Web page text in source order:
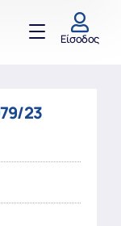
Είσοδος
23